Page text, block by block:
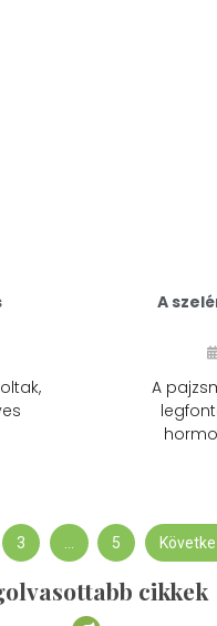
A
A
3 5
cikkek